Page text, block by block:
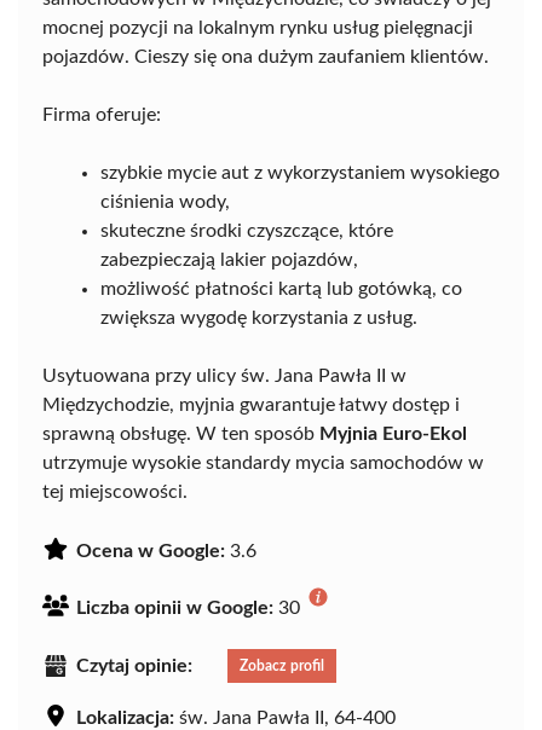
mocnej pozycji na lokalnym rynku usług pielęgnacji
pojazdów. Cieszy się ona dużym zaufaniem klientów.
Firma oferuje:
szybkie mycie aut z wykorzystaniem wysokiego
ciśnienia wody,
skuteczne środki czyszczące, które
zabezpieczają lakier pojazdów,
możliwość płatności kartą lub gotówką, co
zwiększa wygodę korzystania z usług.
Usytuowana przy ulicy św. Jana Pawła II w
Międzychodzie, myjnia gwarantuje łatwy dostęp i
sprawną obsługę. W ten sposób Myjnia Euro-Ekol
utrzymuje wysokie standardy mycia samochodów w
tej miejscowości.
Ocena w Google: 3.6
Liczba opinii w Google: 30
Czytaj opinie: Zobacz profil
Lokalizacja: św. Jana Pawła II, 64-400